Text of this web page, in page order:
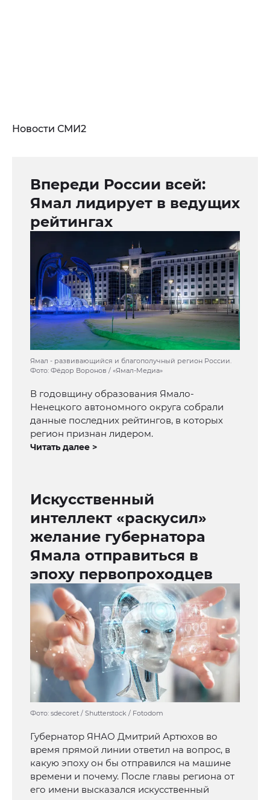
Новости СМИ2
Впереди России всей:
Ямал лидирует в ведущих
рейтингах
Ямал - развивающийся и благополучный регион России.
Фото: Фёдор Воронов / «Ямал-Медиа»
В годовщину образования Ямало-
Ненецкого автономного округа собрали
данные последних рейтингов, в которых
регион признан лидером.
Читать далее >
Искусственный
интеллект «раскусил»
желание губернатора
Ямала отправиться в
эпоху первопроходцев
Фото: sdecoret / Shutterstock / Fotodom
Губернатор ЯНАО Дмитрий Артюхов во
время прямой линии ответил на вопрос, в
какую эпоху он бы отправился на машине
времени и почему. После главы региона от
его имени высказался искусственный